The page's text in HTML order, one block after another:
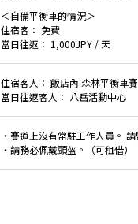
＜自備平衡車的情況＞
住宿客： 免費
當日往返： 1,000JPY / 天
住宿客人： 飯店內 森林平衡車
當日往返客人： 八岳活動中心
・賽道上沒有常駐工作人員。
・請務必佩戴頭盔。（可租借）